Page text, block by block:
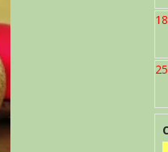
18
25